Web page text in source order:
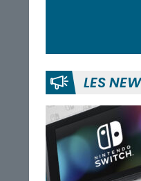
LES